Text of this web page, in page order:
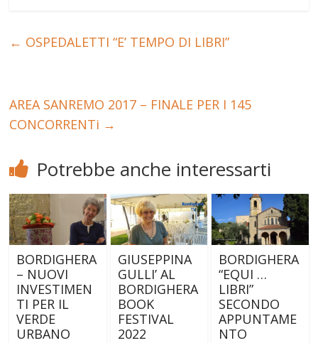
← OSPEDALETTI “E’ TEMPO DI LIBRI”
AREA SANREMO 2017 – FINALE PER I 145
CONCORRENTi →
Potrebbe anche interessarti
BORDIGHERA
– NUOVI
INVESTIMEN
TI PER IL
VERDE
URBANO
GIUSEPPINA
GULLI’ AL
BORDIGHERA
BOOK
FESTIVAL
2022
BORDIGHERA
“EQUI …
LIBRI”
SECONDO
APPUNTAME
NTO